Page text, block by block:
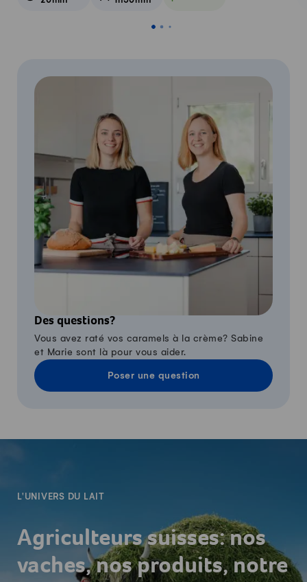
Veggie
Des questions?
Vous avez raté vos caramels à la crème? Sabine
et Marie sont là pour vous aider.
Poser une question
L'UNIVERS DU LAIT
Agriculteurs suisses: nos
vaches, nos produits, notre